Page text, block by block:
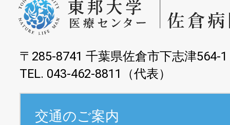
〒285-8741 千葉県佐倉市下志津564-1
TEL. 043-462-8811（代表）
交通のご案内